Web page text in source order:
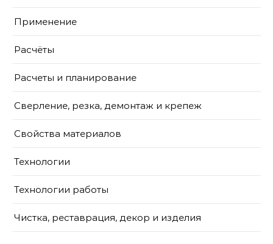
Применение
Расчёты
Расчеты и планирование
Сверление, резка, демонтаж и крепеж
Свойства материалов
Технологии
Технологии работы
Чистка, реставрация, декор и изделия